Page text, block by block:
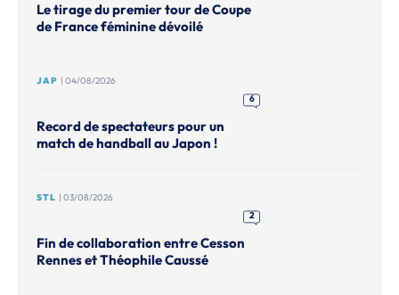
Le tirage du premier tour de Coupe
de France féminine dévoilé
JAP | 04/08/2026
6
Record de spectateurs pour un
match de handball au Japon !
STL | 03/08/2026
2
Fin de collaboration entre Cesson
Rennes et Théophile Caussé